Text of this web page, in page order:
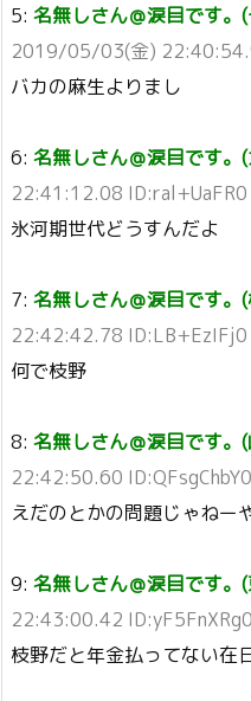
5: 名無しさん＠涙目です
2019/05/03(金)
バカの麻生よりまし
6: 名無しさん＠涙目です
22:41:12.08 ID:ral+UaFR0
氷河期世代どうすんだよ
7: 名無しさん＠涙目です
22:42:42.78 ID:LB+EzIFj0
何で枝野
8: 名無しさん＠涙目です
22:42:50.60 ID:QFsgChbY0
えだのとかの問題じゃねー
9: 名無しさん＠涙目です
22:43:00.42 ID:yF5FnXRg0
枝野だと年金払ってない在